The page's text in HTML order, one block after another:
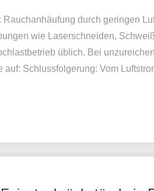
Rauchanhäufung durch geringen
wie Laserschneiden,
üblich. Bei
auf: Schlussfolgerung: Vom